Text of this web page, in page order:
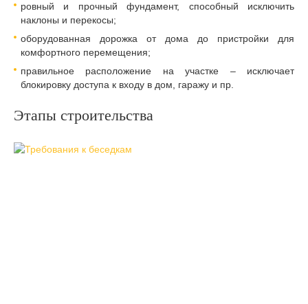
ровный и прочный фундамент, способный исключить
наклоны и перекосы;
оборудованная дорожка от дома до пристройки для
комфортного перемещения;
правильное расположение на участке – исключает
блокировку доступа к входу в дом, гаражу и пр.
Этапы строительства